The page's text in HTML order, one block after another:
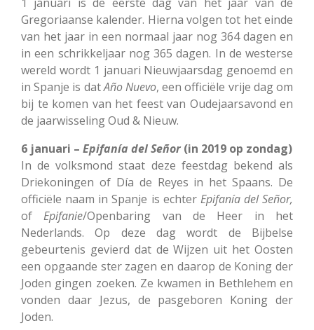
Gregoriaanse kalender. Hierna volgen tot het einde
van het jaar in een normaal jaar nog 364 dagen en
in een schrikkeljaar nog 365 dagen. In de westerse
wereld wordt 1 januari Nieuwjaarsdag genoemd en
in Spanje is datAñoNuevo, een officiële vrije dag om
bij te komen van het feest van Oudejaarsavond en
de jaarwisseling Oud & Nieuw.
6 januari – Epifanía del Señor(in 2019 op zondag)
In de volksmond staat deze feestdag bekend als
Driekoningen of Día de Reyes in het Spaans. De
officiële naam in Spanje is echter Epifanía del Señor,
ofEpifanie/Openbaring van de Heer in het
Nederlands. Op deze dag wordt de Bijbelse
gebeurtenis gevierd dat de Wijzen uit het Oosten
een opgaande ster zagen en daarop de Koning der
Joden gingen zoeken. Ze kwamen in Bethlehem en
vonden daar Jezus, de pasgeboren Koning der
Joden.